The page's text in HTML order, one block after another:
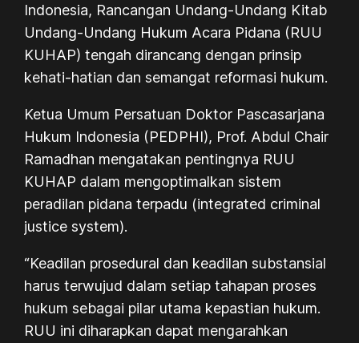
Indonesia, Rancangan Undang-Undang Kitab
Undang-Undang Hukum Acara Pidana (RUU
KUHAP) tengah dirancang dengan prinsip
kehati-hatian dan semangat reformasi hukum.
Ketua Umum Persatuan Doktor Pascasarjana
Hukum Indonesia (PEDPHI), Prof. Abdul Chair
Ramadhan mengatakan pentingnya RUU
KUHAP dalam mengoptimalkan sistem
peradilan pidana terpadu (integrated criminal
justice system).
“Keadilan prosedural dan keadilan substansial
harus terwujud dalam setiap tahapan proses
hukum sebagai pilar utama kepastian hukum.
RUU ini diharapkan dapat mengarahkan